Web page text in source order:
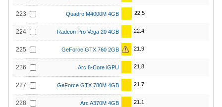
223 Quadro M4000M 4GB 22.5
224 Radeon Pro Vega 20 4GB 22.4
225 GeForce GTX 760 2GB 21.9
226 Arc 8-Core iGPU 21.8
227 GeForce GTX 780M 4GB 21.7
228 Arc A370M 4GB 21.1